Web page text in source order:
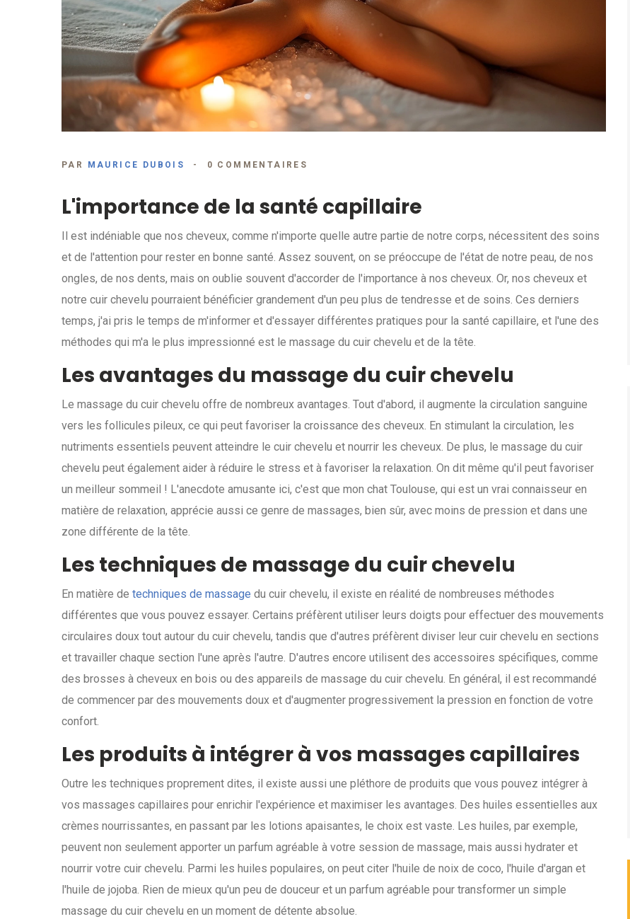
PAR MAURICE DUBOIS 0 COMMENTAIRES
L'importance de la santé capillaire
Il est indéniable que nos cheveux, comme n'importe quelle autre partie de notre corps, nécessitent des soins
et de l'attention pour rester en bonne santé. Assez souvent, on se préoccupe de l'état de notre peau, de nos
ongles, de nos dents, mais on oublie souvent d'accorder de l'importance à nos cheveux. Or, nos cheveux et
notre cuir chevelu pourraient bénéficier grandement d'un peu plus de tendresse et de soins. Ces derniers
temps, j'ai pris le temps de m'informer et d'essayer différentes pratiques pour la santé capillaire, et l'une des
méthodes qui m'a le plus impressionné est le massage du cuir chevelu et de la tête.
Les avantages du massage du cuir chevelu
Le massage du cuir chevelu offre de nombreux avantages. Tout d'abord, il augmente la circulation sanguine
vers les follicules pileux, ce qui peut favoriser la croissance des cheveux. En stimulant la circulation, les
nutriments essentiels peuvent atteindre le cuir chevelu et nourrir les cheveux. De plus, le massage du cuir
chevelu peut également aider à réduire le stress et à favoriser la relaxation. On dit même qu'il peut favoriser
un meilleur sommeil ! L'anecdote amusante ici, c'est que mon chat Toulouse, qui est un vrai connaisseur en
matière de relaxation, apprécie aussi ce genre de massages, bien sûr, avec moins de pression et dans une
zone différente de la tête.
Les techniques de massage du cuir chevelu
En matière de techniques de massage du cuir chevelu, il existe en réalité de nombreuses méthodes
différentes que vous pouvez essayer. Certains préfèrent utiliser leurs doigts pour effectuer des mouvements
circulaires doux tout autour du cuir chevelu, tandis que d'autres préfèrent diviser leur cuir chevelu en sections
et travailler chaque section l'une après l'autre. D'autres encore utilisent des accessoires spécifiques, comme
des brosses à cheveux en bois ou des appareils de massage du cuir chevelu. En général, il est recommandé
de commencer par des mouvements doux et d'augmenter progressivement la pression en fonction de votre
confort.
Les produits à intégrer à vos massages capillaires
Outre les techniques proprement dites, il existe aussi une pléthore de produits que vous pouvez intégrer à
vos massages capillaires pour enrichir l'expérience et maximiser les avantages. Des huiles essentielles aux
crèmes nourrissantes, en passant par les lotions apaisantes, le choix est vaste. Les huiles, par exemple,
peuvent non seulement apporter un parfum agréable à votre session de massage, mais aussi hydrater et
nourrir votre cuir chevelu. Parmi les huiles populaires, on peut citer l'huile de noix de coco, l'huile d'argan et
l'huile de jojoba. Rien de mieux qu'un peu de douceur et un parfum agréable pour transformer un simple
massage du cuir chevelu en un moment de détente absolue.